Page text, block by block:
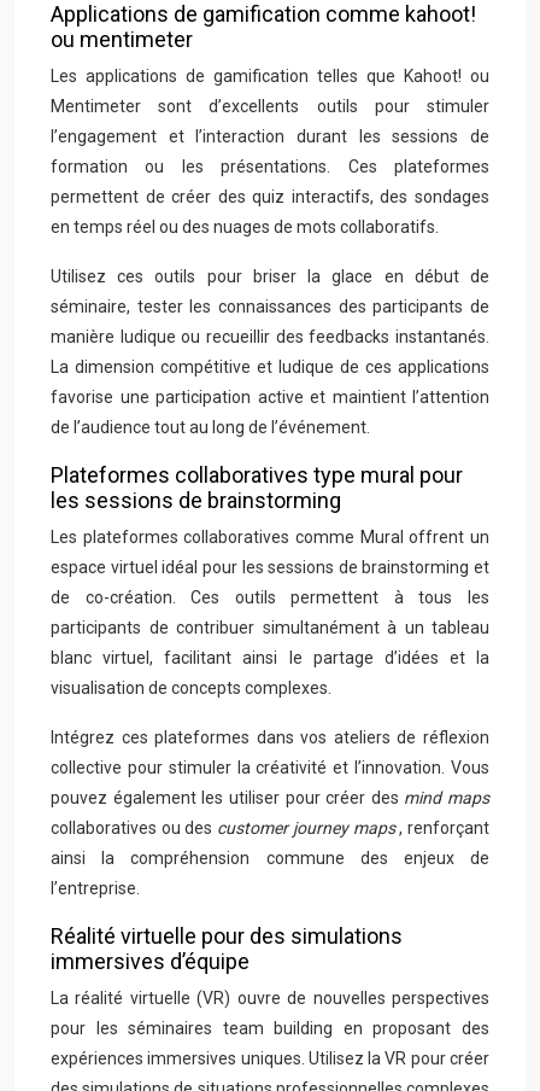
Applications de gamification comme kahoot!
ou mentimeter
Les applications de gamification telles que Kahoot! ou
Mentimeter sont d’excellents outils pour stimuler
l’engagement et l’interaction durant les sessions de
formation ou les présentations. Ces plateformes
permettent de créer des quiz interactifs, des sondages
en temps réel ou des nuages de mots collaboratifs.
Utilisez ces outils pour briser la glace en début de
séminaire, tester les connaissances des participants de
manière ludique ou recueillir des feedbacks instantanés.
La dimension compétitive et ludique de ces applications
favorise une participation active et maintient l’attention
de l’audience tout au long de l’événement.
Plateformes collaboratives type mural pour
les sessions de brainstorming
Les plateformes collaboratives comme Mural offrent un
espace virtuel idéal pour les sessions de brainstorming et
de co-création. Ces outils permettent à tous les
participants de contribuer simultanément à un tableau
blanc virtuel, facilitant ainsi le partage d’idées et la
visualisation de concepts complexes.
Intégrez ces plateformes dans vos ateliers de réflexion
collective pour stimuler la créativité et l’innovation. Vous
pouvez également les utiliser pour créer des mind maps
collaboratives ou des customer journey maps, renforçant
ainsi la compréhension commune des enjeux de
l’entreprise.
Réalité virtuelle pour des simulations
immersives d’équipe
La réalité virtuelle (VR) ouvre de nouvelles perspectives
pour les séminaires team building en proposant des
expériences immersives uniques. Utilisez la VR pour créer